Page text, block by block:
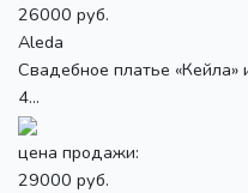
26000 руб.
Aleda
Свадебное платье «Кейла»
4...
цена продажи:
29000 руб.